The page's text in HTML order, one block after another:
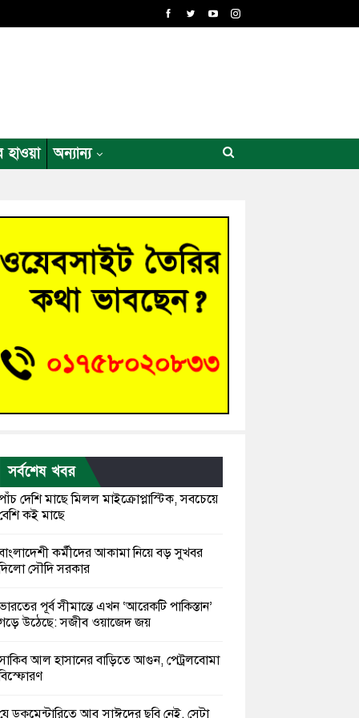
হাওয়া অন্যান্য
সর্বশেষ খবর
দেশি মাছে মিলল মাইক্রোপ্লাস্টিক, সবচেয়ে
কই মাছে
কর্মীদের আকামা নিয়ে বড় সুখবর
সৌদি সরকার
পূর্ব সীমান্তে এখন ‘আরেকটি পাকিস্তান’
উঠেছে: সজীব ওয়াজেদ জয়
আল হাসানের বাড়িতে আগুন, পেট্রলবোমা
ডকুমেন্টারিতে আবু সাঈদের ছবি নেই, সেটা